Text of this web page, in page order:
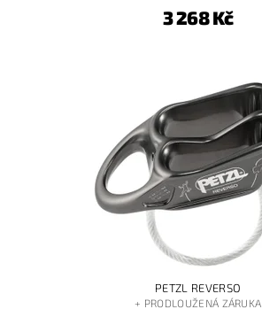
3 268 Kč
PETZL REVERSO
+ PRODLOUŽENÁ ZÁRUKA